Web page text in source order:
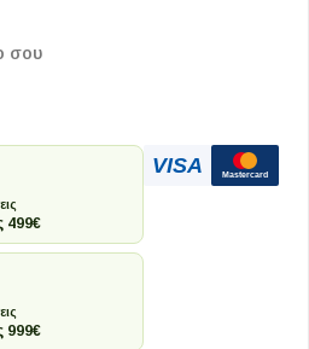
σου
499€
999€
VISA Mastercard